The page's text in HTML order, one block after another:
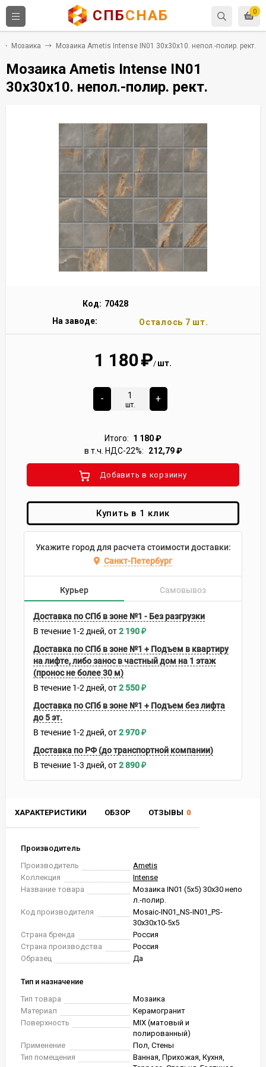
0
СПБСНАБ
Мозаика Мозаика Ametis Intense IN01 30x30x10. непол.-полир. рект.
Мозаика Ametis Intense IN01
30x30x10. непол.-полир. рект.
ХАРАКТЕРИСТИКИ ОБЗОР ОТЗЫВЫ 0
Производитель
Производитель
Ametis
Коллекция
Intense
Название товара
Мозаика IN01 (5x5) 30x30 непо
л.-полир.
Код производителя
Mosaic-IN01_NS-IN01_PS-
30x30x10-5x5
Страна бренда
Россия
Страна производства
Россия
Образец
Да
Тип и назначение
Тип товара
Мозаика
Материал
Керамогранит
Поверхность
MIX (матовый и
полированный)
Применение
Пол, Стены
Тип помещения
Ванная, Прихожая, Кухня,
Код: 70428
На заводе:
Осталось 7 шт.
1 180₽/ шт.
-
шт.
+
Итого: 1 180₽
в т.ч. НДС-22%:
212,79₽
Добавить в корзиину
Купить в 1 клик
Укажите город для расчета стоимости доставки:
Санкт-Петербург
Курьер Самовывоз
Доставка по СПб в зоне №1 - Без разгрузки
В течение 1-2 дней 2 190₽
Доставка по СПб в зоне №1 + Подъем в квартиру
на лифте, либо занос в частный дом на 1 этаж
(пронос не более 30 м)
В течение 1-2 дней 2 550₽
Доставка по СПб в зоне №1 + Подъем без лифта
до 5 эт.
В течение 1-2 дней 2 970₽
Доставка по РФ (до транспортной компании)
В течение 1-3 дней 2 890₽